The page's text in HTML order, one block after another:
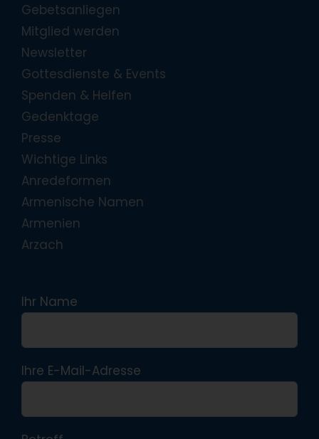
Gebetsanliegen
Mitglied werden
Newsletter
Gottesdienste & Events
Spenden & Helfen
Gedenktage
Presse
Wichtige Links
Anredeformen
Armenische Namen
Armenien
Arzach
Ihr Name
Ihre E-Mail-Adresse